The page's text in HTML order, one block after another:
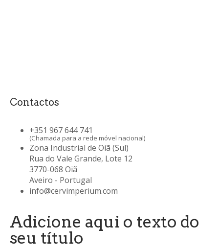
Contactos
+351 967 644 741
(Chamada para a rede móvel nacional)
Zona Industrial de Oiã (Sul)
Rua do Vale Grande, Lote 12
3770-068 Oiã
Aveiro - Portugal
info@cervimperium.com
Adicione aqui o texto do
seu título